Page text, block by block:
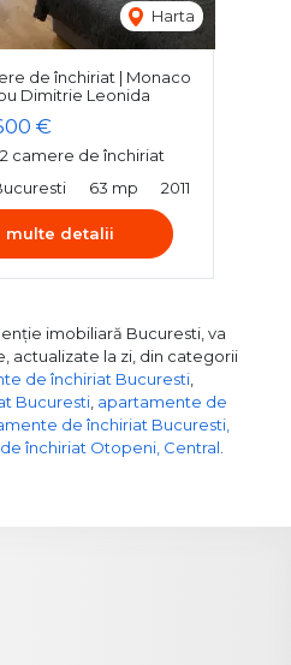
Harta
de închiriat | Monaco
Dimitrie Leonida
€
camere de închiriat
63 mp 2011
multe detalii
imobiliară Bucuresti, va
actualizate la zi, din categorii
de închiriat Bucuresti,
Bucuresti, apartamente de
de închiriat Bucuresti,
închiriat Otopeni, Central